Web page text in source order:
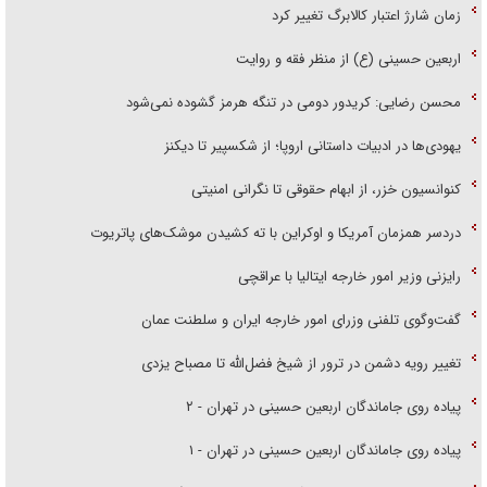
زمان شارژ اعتبار کالابرگ تغییر کرد
اربعین حسینی (ع) از منظر فقه و روایت
محسن رضایی: کریدور دومی در تنگه هرمز گشوده نمی‌شود
یهودی‌ها در ادبیات داستانی اروپا؛ از شکسپیر تا دیکنز
کنوانسیون خزر، از ابهام حقوقی تا نگرانی امنیتی
دردسر همزمان آمریکا و اوکراین با ته کشیدن موشک‌های پاتریوت
رایزنی وزیر امور خارجه ایتالیا با عراقچی
گفت‌وگوی تلفنی وزرای امور خارجه ایران و سلطنت عمان
تغییر رویه دشمن در ترور از شیخ فضل‌الله تا مصباح یزدی
پیاده روی جاماندگان اربعین حسینی در تهران - ۲
پیاده روی جاماندگان اربعین حسینی در تهران - ۱